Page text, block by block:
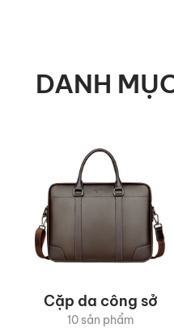
DANH
Cặp da công sở
10 sản phẩm